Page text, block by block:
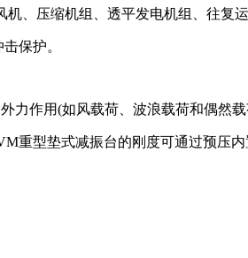
、压缩机组、透平发电机组、往复
保护。
力作用(如风载荷、波浪载荷和偶然载
重型垫式减振台的刚度可通过预压